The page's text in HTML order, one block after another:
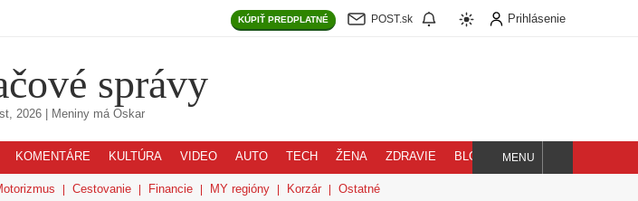
KÚPIŤ PREDPLATNÉ POST.sk Prihlásenie
správy
2026| Meniny má Oskar
KOMENTÁRE KULTÚRA VIDEO AUTO TECH ŽENA ZDRAVIE BLOG
Hľadaj
MENU
Cestovanie Financie MY regióny Korzár Ostatné